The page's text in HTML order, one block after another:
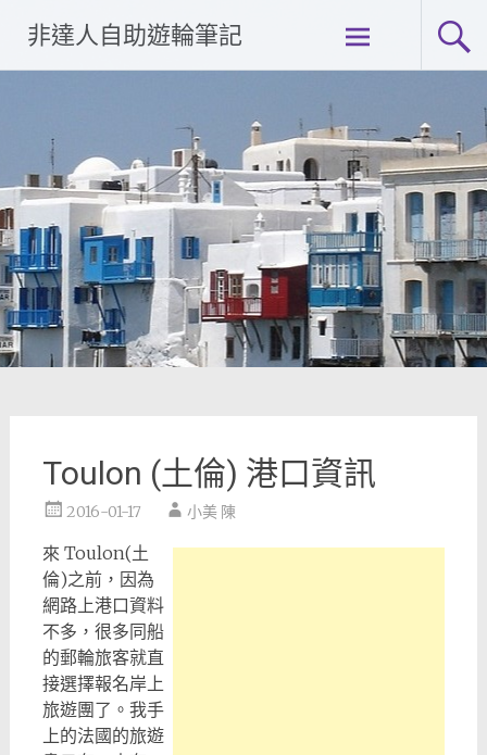
content
非達人自助遊輪筆記
Toulon (土倫) 港口資訊
2016-01-17 小美 陳
來 Toulon(土
倫)之前，因為
網路上港口資料
不多，很多同船
的郵輪旅客就直
接選擇報名岸上
旅遊團了。我手
上的法國的旅遊